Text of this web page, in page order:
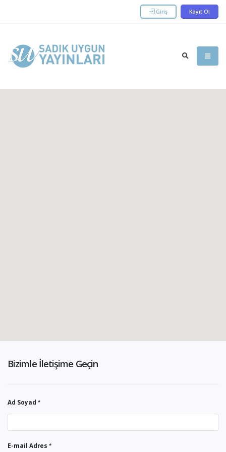
Giriş Kayıt Ol
Bizimle İletişime Geçin
Ad Soyad
E-mail Adres